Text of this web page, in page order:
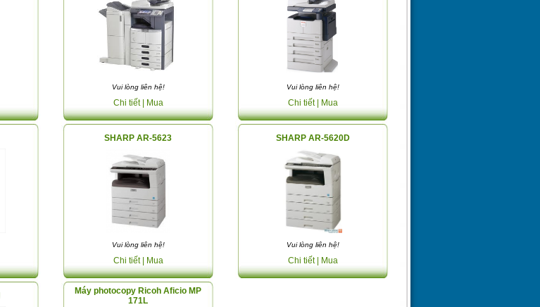
Vui lòng liên hệ!
Chi tiết | Mua
Vui lòng liên hệ!
Chi tiết | Mua
SHARP AR-5623
Vui lòng liên hệ!
Chi tiết | Mua
SHARP AR-5620D
Vui lòng liên hệ!
Chi tiết | Mua
Máy photocopy Ricoh Aficio MP
171L